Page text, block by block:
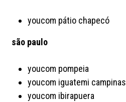
youcom pátio chapecó
são paulo
youcom pompeia
youcom iguatemi campinas
youcom ibirapuera